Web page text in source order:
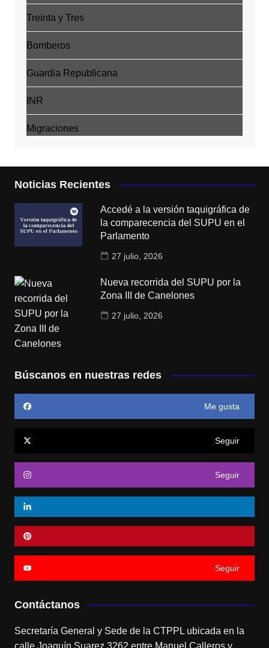
Treinta y Tres
Bomberos
Guardia Republicana
INR
Migraciones
Noticias Recientes
Accedé a la versión taquigráfica de
la comparecencia del SUPU en el
Parlamento
27 julio, 2026
Nueva recorrida del SUPU por la
Zona III de Canelones
27 julio, 2026
Búscanos en nuestras redes
Me gusta
Seguir
Seguir
Seguir
Contáctanos
Secretaría General y Sede de la CTPPL ubicada en la
calle Joaquín Suarez 3262 entre Manuel Calleros y